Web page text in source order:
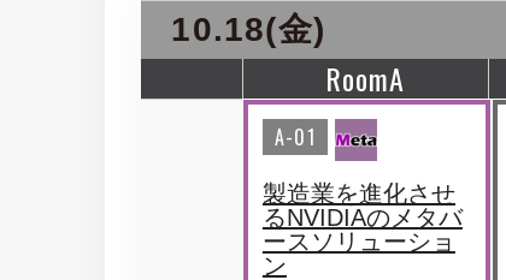
10.18(金)
RoomA
A-01
製造業を進化させ
るNVIDIAのメタバ
ースソリューショ
ン